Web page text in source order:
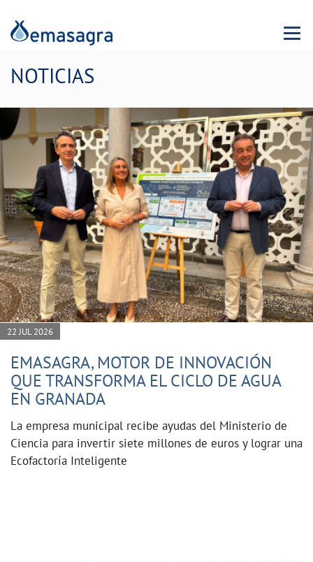
Menu
NOTICIAS
22 JUL 2026
EMASAGRA, MOTOR DE INNOVACIÓN
QUE TRANSFORMA EL CICLO DE AGUA
EN GRANADA
La empresa municipal recibe ayudas del Ministerio de
Ciencia para invertir siete millones de euros y lograr una
Ecofactoría Inteligente